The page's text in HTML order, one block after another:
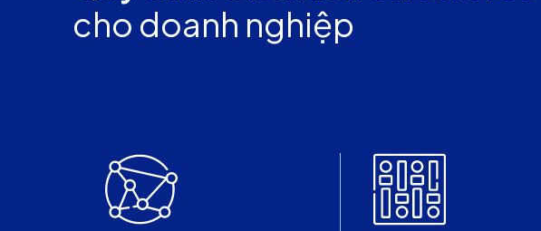
cho doanh nghiệp